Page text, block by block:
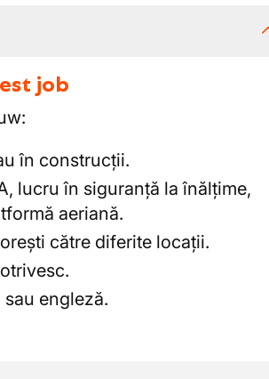
job
în construcții.
lucru în siguranță la înălțime,
aeriană.
către diferite locații.
engleză.